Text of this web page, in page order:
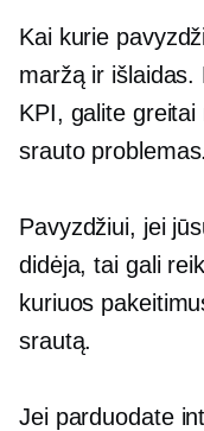
Kai kurie
maržą ir išlaidas.
KPI, galite
srauto problemas.
Pavyzdžiui, jei
didėja, tai gali
kuriuos
srautą.
Jei parduodate